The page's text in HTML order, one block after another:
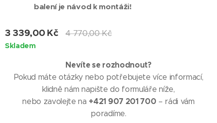
balení je návod k montáži!
3 339,00Kč 4 770,00Kč
Skladem
Nevíte se rozhodnout?
Pokud máte otázky nebo potřebujete více informací,
klidně nám napište do formuláře níže,
nebo zavolejte na +421 907 201 700 – rádi vám
poradíme.